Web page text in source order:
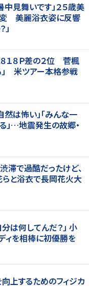
中見舞いです」２５歳美
美麗浴衣姿に反響
１８Ｐ差の２位 菅楓
」 米ツアー本格参戦
然は怖い」「みんな一
」…地震発生の故郷・
渋滞で過酷だったけど、
と浴衣で長岡花火大
は何してんだ？」 小
ィを相棒に初優勝を
向上するためのフィジカ